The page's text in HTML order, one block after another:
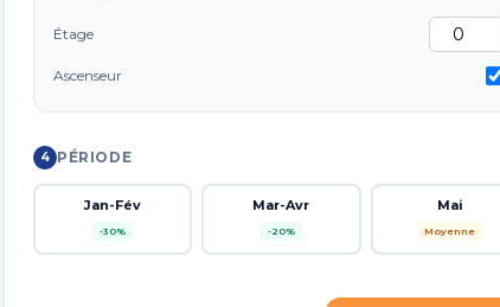
Étage
Ascenseur
4 PÉRIODE
Jan-Fév
-30%
Mar-Avr
-20%
Mai
Moyenne